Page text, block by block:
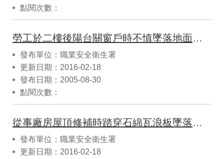
點閱次數：
勞工於二樓後陽台關窗戶時不慎墜落地面致死災害案
發布單位：職業安全衛生署
更新日期：2016-02-18
發布日期：2005-08-30
點閱次數：
從事廠房屋頂修補時踏穿石綿瓦浪板墜落致死職業災害
發布單位：職業安全衛生署
更新日期：2016-02-18